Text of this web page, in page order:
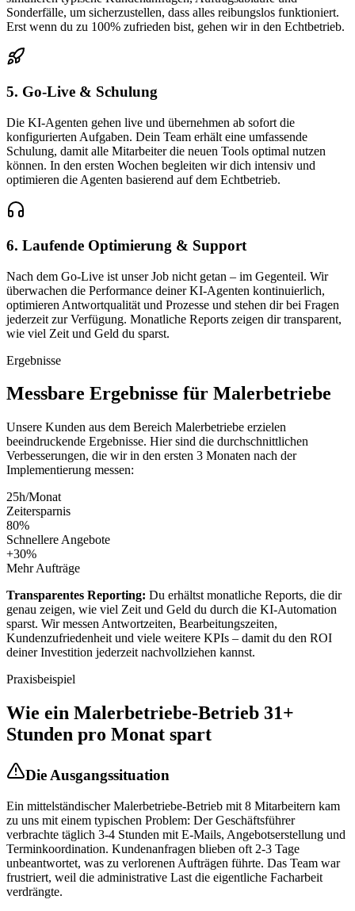
Sonderfälle, um sicherzustellen, dass alles reibungslos funktioniert.
Erst wenn du zu 100% zufrieden bist, gehen wir in den Echtbetrieb.
5. Go-Live & Schulung
Die KI-Agenten gehen live und übernehmen ab sofort die
konfigurierten Aufgaben. Dein Team erhält eine umfassende
Schulung, damit alle Mitarbeiter die neuen Tools optimal nutzen
können. In den ersten Wochen begleiten wir dich intensiv und
optimieren die Agenten basierend auf dem Echtbetrieb.
6. Laufende Optimierung & Support
Nach dem Go-Live ist unser Job nicht getan – im Gegenteil. Wir
überwachen die Performance deiner KI-Agenten kontinuierlich,
optimieren Antwortqualität und Prozesse und stehen dir bei Fragen
jederzeit zur Verfügung. Monatliche Reports zeigen dir transparent,
wie viel Zeit und Geld du sparst.
Ergebnisse
Messbare Ergebnisse für Malerbetriebe
Unsere Kunden aus dem Bereich Malerbetriebe erzielen
beeindruckende Ergebnisse. Hier sind die durchschnittlichen
Verbesserungen, die wir in den ersten 3 Monaten nach der
Implementierung messen:
25h/Monat
Zeitersparnis
80%
Schnellere Angebote
+30%
Mehr Aufträge
Transparentes Reporting: Du erhältst monatliche Reports, die dir
genau zeigen, wie viel Zeit und Geld du durch die KI-Automation
sparst. Wir messen Antwortzeiten, Bearbeitungszeiten,
Kundenzufriedenheit und viele weitere KPIs – damit du den ROI
deiner Investition jederzeit nachvollziehen kannst.
Praxisbeispiel
Wie ein Malerbetriebe-Betrieb 31+
Stunden pro Monat spart
Die Ausgangssituation
Ein mittelständischerMalerbetriebe-Betrieb mit 8 Mitarbeitern kam
zu uns mit einem typischen Problem: Der Geschäftsführer
verbrachte täglich 3-4 Stunden mit E-Mails, Angebotserstellung und
Terminkoordination. Kundenanfragen blieben oft 2-3 Tage
unbeantwortet, was zu verlorenen Aufträgen führte. Das Team war
frustriert, weil die administrative Last die eigentliche Facharbeit
verdrängte.